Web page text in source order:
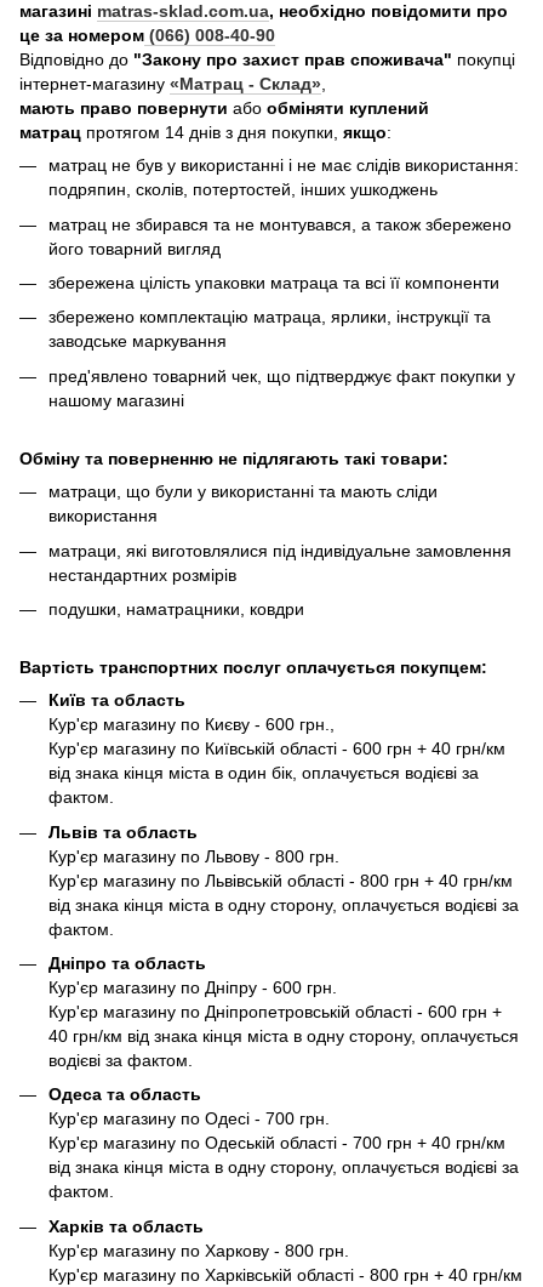
магазині matras-sklad.com.ua, необхідно повідомити про
це за номером (066) 008-40-90
Відповідно до "Закону про захист прав споживача" покупці
інтернет-магазину «Матрац - Склад»
мають право повернути або обміняти куплений
матрац протягом 14 днів з дня покупки, якщо:
матрац не був у використанні і не має слідів використання:
подряпин, сколів, потертостей, інших ушкоджень
матрац не збирався та не монтувався, а також збережено
його товарний вигляд
збережена цілість упаковки матраца та всі її компоненти
збережено комплектацію матраца, ярлики, інструкції та
заводське маркування
пред'явлено товарний чек, що підтверджує факт покупки у
нашому магазині
Обміну та поверненню не підлягають такі товари:
матраци, що були у використанні та мають сліди
використання
матраци, які виготовлялися під індивідуальне замовлення
нестандартних розмірів
подушки, наматрацники, ковдри
Вартість транспортних послуг оплачується покупцем:
Київ та область
Кур'єр магазину по Києву - 600 грн.,
Кур'єр магазину по Київській області - 600 грн + 40 грн/км
від знака кінця міста в один бік, оплачується водієві за
фактом.
Львів та область
Кур'єр магазину по Львову - 800 грн.
Кур'єр магазину по Львівській області - 800 грн + 40 грн/км
від знака кінця міста в одну сторону, оплачується водієві за
фактом.
Дніпро та область
Кур'єр магазину по Дніпру - 600 грн.
Кур'єр магазину по Дніпропетровській області - 600 грн +
40 грн/км від знака кінця міста в одну сторону, оплачується
водієві за фактом.
Одеса та область
Кур'єр магазину по Одесі - 700 грн.
Кур'єр магазину по Одеській області - 700 грн + 40 грн/км
від знака кінця міста в одну сторону, оплачується водієві за
фактом.
Харків та область
Кур'єр магазину по Харкову - 800 грн.
Кур'єр магазину по Харківській області - 800 грн + 40 грн/км